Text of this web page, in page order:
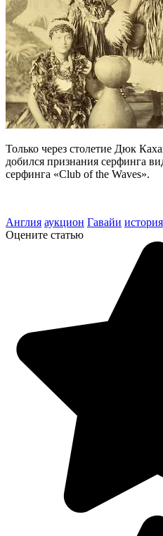
Только через столетие Дюк
добился признания серфинга
серфинга «Club of the Waves».
Англия аукцион Гавайи история
Оцените статью